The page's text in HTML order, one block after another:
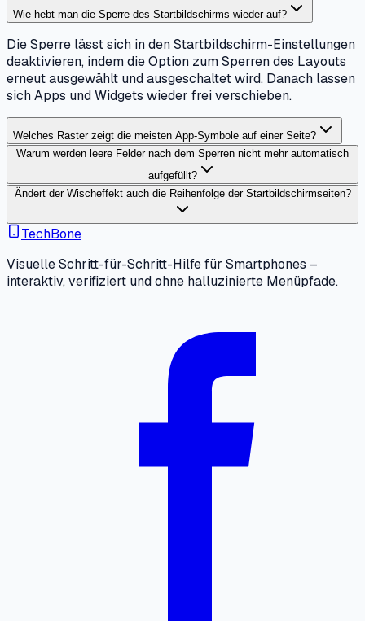
Wie hebt man die Sperre des Startbildschirms wieder auf?
Die Sperre lässt sich in den Startbildschirm-Einstellungen
deaktivieren, indem die Option zum Sperren des Layouts
erneut ausgewählt und ausgeschaltet wird. Danach lassen
sich Apps und Widgets wieder frei verschieben.
Welches Raster zeigt die meisten App-Symbole auf einer Seite?
Warum werden leere Felder nach dem Sperren nicht mehr automatisch
aufgefüllt?
Ändert der Wischeffekt auch die Reihenfolge der Startbildschirmseiten?
TechBone
Visuelle Schritt-für-Schritt-Hilfe für Smartphones –
interaktiv, verifiziert und ohne halluzinierte Menüpfade.